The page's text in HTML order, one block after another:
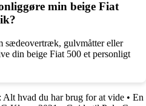
min beige Fiat
sædeovertræk, gulvmåtter eller
din beige Fiat 500 et personligt
hvad du har brug for at vide • En